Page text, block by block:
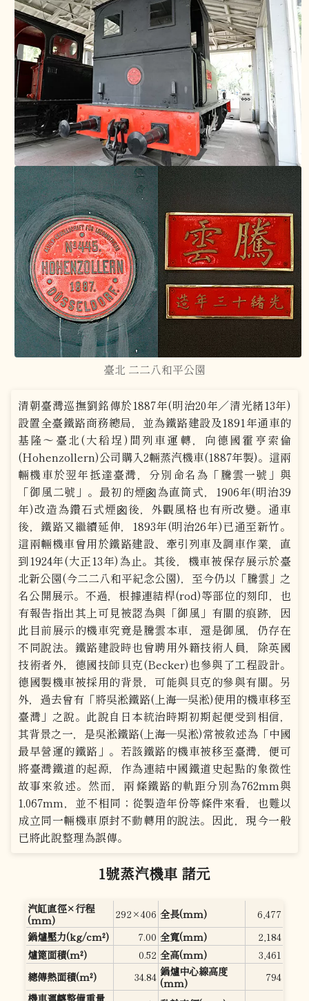
臺北 二二八和平公園
清朝臺灣巡撫劉銘傳於1887年(明治20年／清光緒13年)
設置全臺鐵路商務總局，並為鐵路建設及1891年通車的
基隆～臺北(大稻埕)間列車運轉，向德國霍亨索倫
(Hohenzollern)公司購入2輛蒸汽機車(1887年製)。這兩
輛機車於翌年抵達臺灣，分別命名為「騰雲一號」與
「御風二號」。最初的煙囪為直筒式，1906年(明治39
年)改造為鑽石式煙囪後，外觀風格也有所改變。通車
後，鐵路又繼續延伸，1893年(明治26年)已通至新竹。
這兩輛機車曾用於鐵路建設、牽引列車及調車作業，直
到1924年(大正13年)為止。其後，機車被保存展示於臺
北新公園(今二二八和平紀念公園)，至今仍以「騰雲」之
名公開展示。不過，根據連結桿(rod)等部位的刻印，也
有報告指出其上可見被認為與「御風」有關的痕跡，因
此目前展示的機車究竟是騰雲本車，還是御風，仍存在
不同說法。鐵路建設時也曾聘用外籍技術人員，除英國
技術者外，德國技師貝克(Becker)也參與了工程設計。
德國製機車被採用的背景，可能與貝克的參與有關。另
外，過去曾有「將吳淞鐵路(上海—吳淞)使用的機車移至
臺灣」之說。此說自日本統治時期初期起便受到相信，
其背景之一，是吳淞鐵路(上海—吳淞)常被敘述為「中國
最早營運的鐵路」。若該鐵路的機車被移至臺灣，便可
將臺灣鐵道的起源，作為連結中國鐵道史起點的象徵性
故事來敘述。然而，兩條鐵路的軌距分別為762mm與
1,067mm，並不相同；從製造年份等條件來看，也難以
成立同一輛機車原封不動轉用的說法。因此，現今一般
已將此說整理為誤傳。
1號蒸汽機車 諸元
汽缸直徑×行程
(mm)
292×406 全長(mm)
6,477
鍋爐壓力(kg/cm²)
7.00 全寬(mm)
2,184
爐篦面積(m²)
0.52 全高(mm)
3,461
總傳熱面積(m²)
34.84 鍋爐中心線高度
(mm)
794